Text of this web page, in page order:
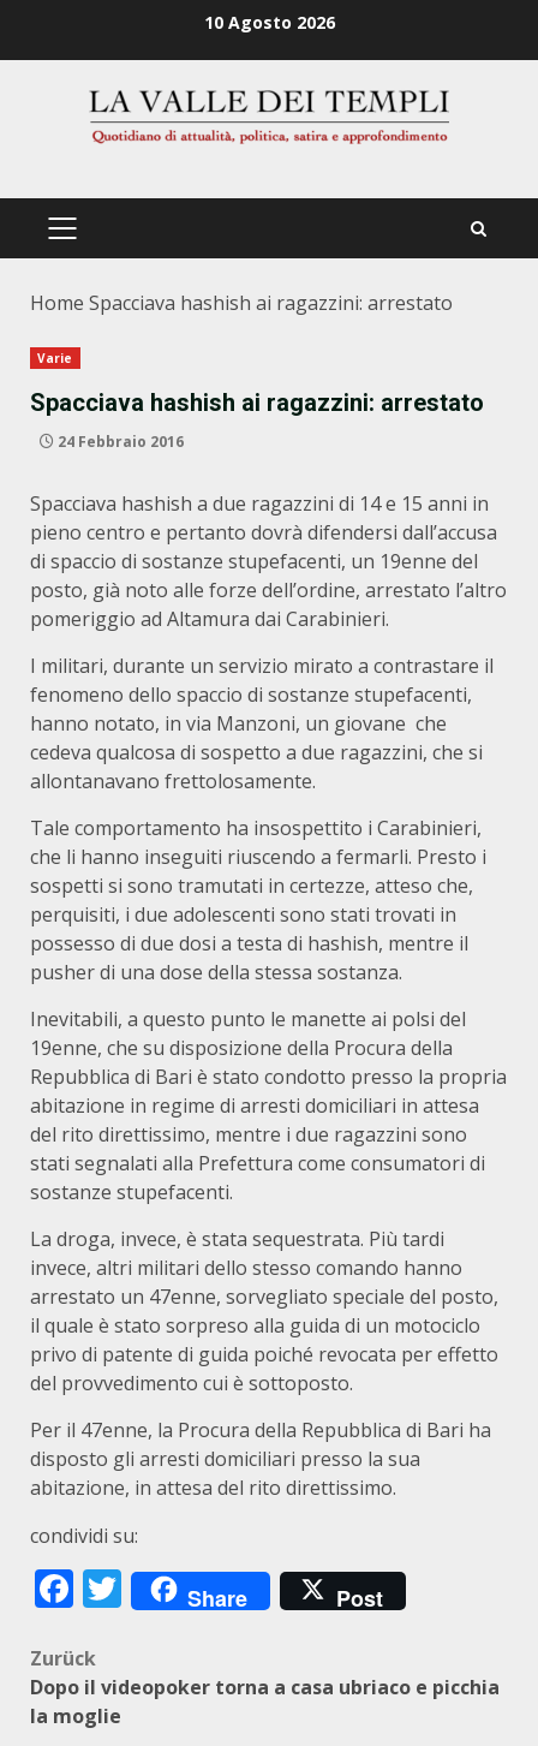
10 Agosto 2026
PRIMÄRES
Home Spacciava hashish ai ragazzini: arrestato
Varie
Spacciava hashish ai ragazzini: arrestato
24 Febbraio 2016
Spacciava hashish a due ragazzini di 14 e 15 anni in
pieno centro e pertanto dovrà difendersi dall’accusa
di spaccio di sostanze stupefacenti, un 19enne del
posto, già noto alle forze dell’ordine, arrestato l’altro
pomeriggio ad Altamura dai Carabinieri.
I militari, durante un servizio mirato a contrastare il
fenomeno dello spaccio di sostanze stupefacenti,
hanno notato, in via Manzoni, un giovane che
cedeva qualcosa di sospetto a due ragazzini, che si
allontanavano frettolosamente.
Tale comportamento ha insospettito i Carabinieri,
che li hanno inseguiti riuscendo a fermarli. Presto i
sospetti si sono tramutati in certezze, atteso che,
perquisiti, i due adolescenti sono stati trovati in
possesso di due dosi a testa di hashish, mentre il
pusher di una dose della stessa sostanza.
Inevitabili, a questo punto le manette ai polsi del
19enne, che su disposizione della Procura della
Repubblica di Bari è stato condotto presso la propria
abitazione in regime di arresti domiciliari in attesa
del rito direttissimo, mentre i due ragazzini sono
stati segnalati alla Prefettura come consumatori di
sostanze stupefacenti.
La droga, invece, è stata sequestrata. Più tardi
invece, altri militari dello stesso comando hanno
arrestato un 47enne, sorvegliato speciale del posto,
il quale è stato sorpreso alla guida di un motociclo
privo di patente di guida poiché revocata per effetto
del provvedimento cui è sottoposto.
Per il 47enne, la Procura della Repubblica di Bari ha
disposto gli arresti domiciliari presso la sua
abitazione, in attesa del rito direttissimo.
condividi su:
Facebook
Twitter
Share Post
Beitragsnavigation
Zurück
Dopo il videopoker torna a casa ubriaco e picchia
la moglie